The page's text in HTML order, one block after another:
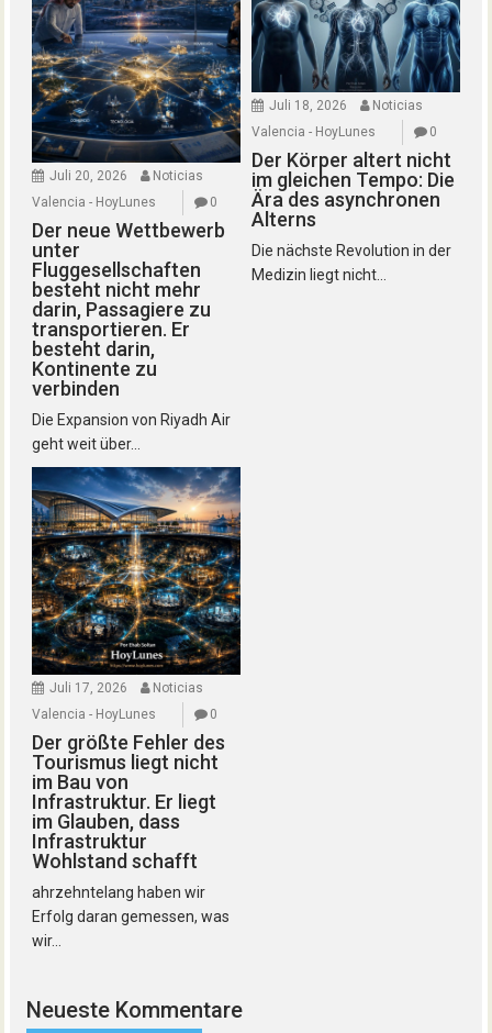
Juli 20, 2026
Noticias
Valencia - HoyLunes
0
Der neue Wettbewerb
unter
Fluggesellschaften
besteht nicht mehr
darin, Passagiere zu
transportieren. Er
besteht darin,
Kontinente zu
verbinden
Die Expansion von Riyadh Air
geht weit über...
Juli 18, 2026
Noticias
Valencia - HoyLunes
0
Der Körper altert nicht
im gleichen Tempo: Die
Ära des asynchronen
Alterns
Die nächste Revolution in der
Medizin liegt nicht...
Juli 17, 2026
Noticias
Valencia - HoyLunes
0
Der größte Fehler des
Tourismus liegt nicht
im Bau von
Infrastruktur. Er liegt
im Glauben, dass
Infrastruktur
Wohlstand schafft
ahrzehntelang haben wir
Erfolg daran gemessen, was
wir...
Neueste Kommentare